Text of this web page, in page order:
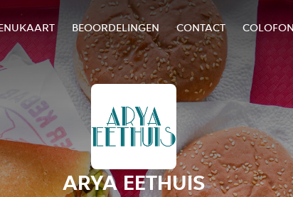
BEOORDELINGEN CONTACT
ARYA EETHUIS